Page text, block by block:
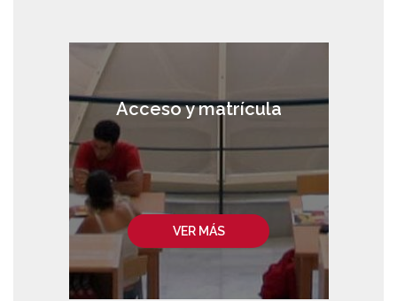
VER MÁS
Acceso y matrícula